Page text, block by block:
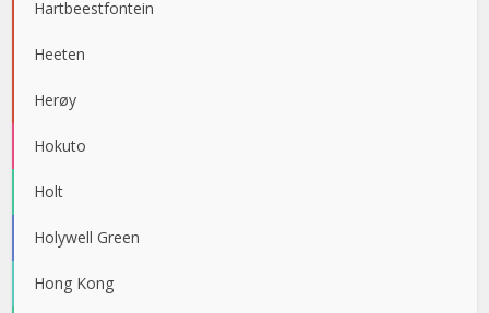
Hartbeestfontein
Heeten
Herøy
Hokuto
Holt
Holywell Green
Hong Kong